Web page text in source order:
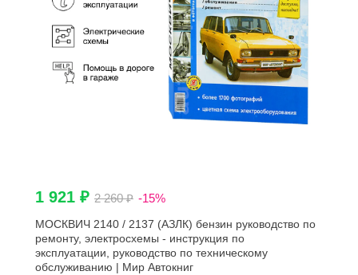
1 921 ₽ 2 260 ₽ -15%
МОСКВИЧ 2140 / 2137 (АЗЛК) бензин руководство по
ремонту, электросхемы - инструкция по
эксплуатации, руководство по техническому
обслуживанию | Мир Автокниг